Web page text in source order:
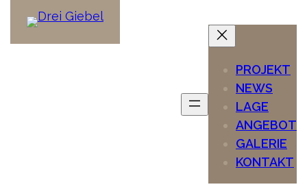
PROJEKT
NEWS
LAGE
ANGEBOT
GALERIE
KONTAKT